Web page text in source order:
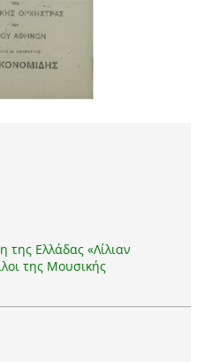
Ελλάδας «Λίλιαν
της Μουσικής